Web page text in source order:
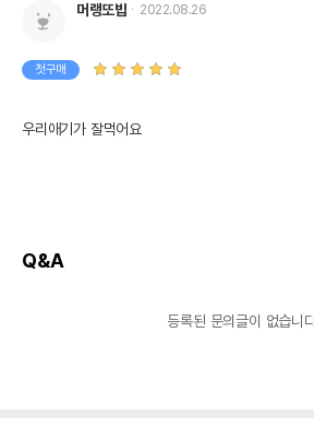
머랭또밥 2022.08.26
첫구매
우리애기가 잘먹어요
Q&A
등록된 문의글이 없습니